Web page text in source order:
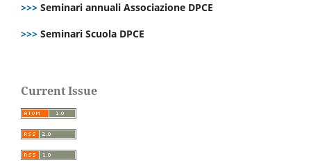
>>> Seminari annuali Associazione DPCE
>>> Seminari Scuola DPCE
Current Issue